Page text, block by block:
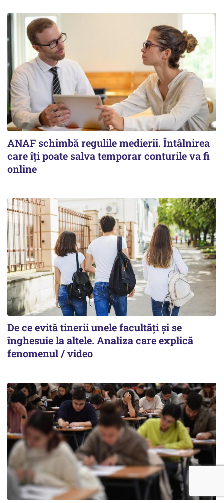
ANAF schimbă regulile medierii. Întâlnirea
care îți poate salva temporar conturile va fi
online
De ce evită tinerii unele facultăți și se
înghesuie la altele. Analiza care explică
fenomenul / video